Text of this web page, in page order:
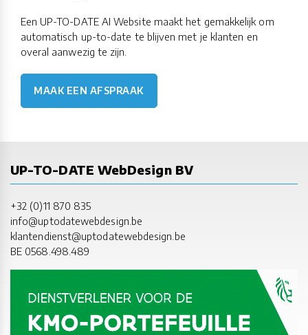
Een UP-TO-DATE AI Website maakt het gemakkelijk om
automatisch up-to-date te blijven met je klanten en
overal aanwezig te zijn.
MAAK EEN AFSPRAAK
UP-TO-DATE WebDesign BV
+32 (0)11 870 835
info@uptodatewebdesign.be
klantendienst@uptodatewebdesign.be
BE 0568.498.489